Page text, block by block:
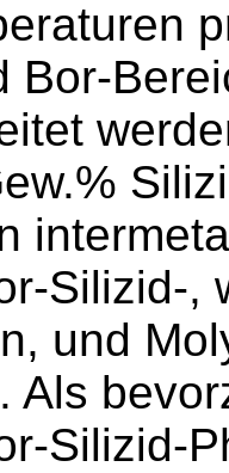
Bor-
Silizid-,
und
Als
Silizid-